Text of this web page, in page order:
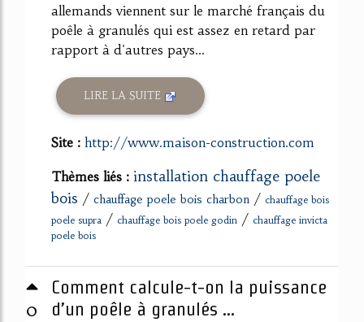
allemands viennent sur le marché français du
poêle à granulés qui est assez en retard par
rapport à d'autres pays...
LIRE LA SUITE
Site : http://www.maison-construction.com
Thèmes liés : installation chauffage poele
bois / chauffage poele bois charbon / chauffage bois
poele supra / chauffage bois poele godin / chauffage invicta
poele bois
0
Comment calcule-t-on la puissance
d’un poêle à granulés ...